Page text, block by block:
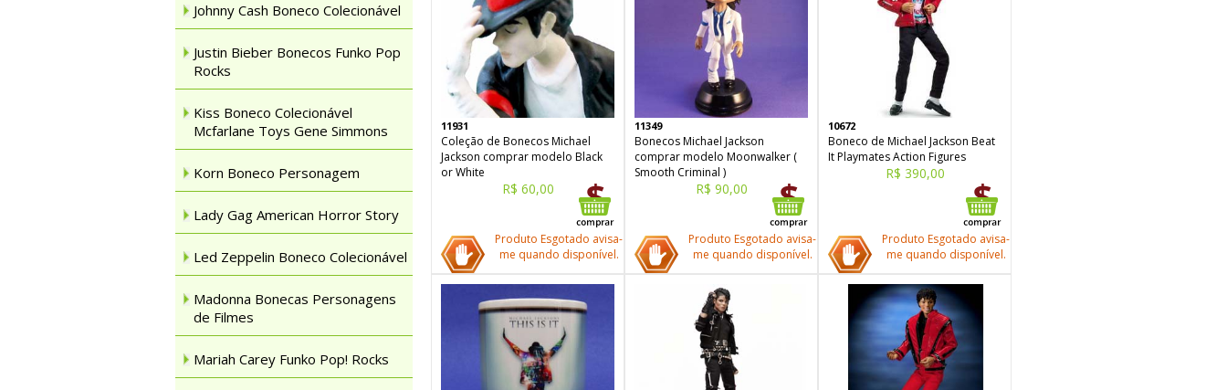
Johnny Cash Boneco Colecionável
Justin Bieber Bonecos Funko Pop
Rocks
Kiss Boneco Colecionável
Mcfarlane Toys Gene Simmons
Korn Boneco Personagem
Lady Gag American Horror Story
Led Zeppelin Boneco Colecionável
Madonna Bonecas Personagens
de Filmes
Mariah Carey Funko Pop! Rocks
11931
Coleção de Bonecos Michael
Jackson comprar modelo Black
or White
R$ 60,00
Produto Esgotado avisa-
me quando disponível.
11349
Bonecos Michael Jackson
comprar modelo Moonwalker (
Smooth Criminal )
R$ 90,00
Produto Esgotado avisa-
me quando disponível.
10672
Boneco de Michael Jackson Beat
It Playmates Action Figures
R$ 390,00
Produto Esgotado avisa-
me quando disponível.